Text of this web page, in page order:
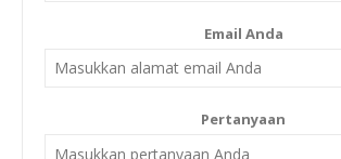
Email Anda
Pertanyaan